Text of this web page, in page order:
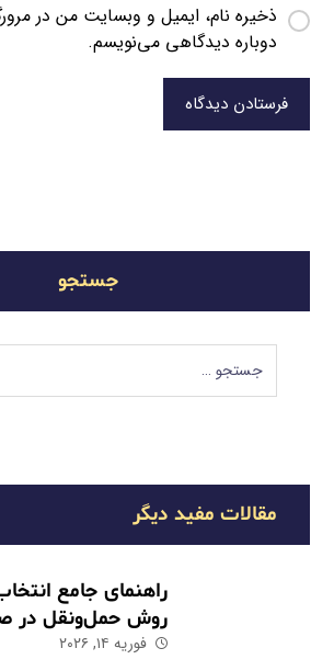
ذخیره نام، ایمیل و وبسایت من در
دوباره دیدگاهی می‌نویسم.
فرستادن دیدگاه
جستجو
مقالات مفید دیگر
راهنمای جامع
روش حمل‌ونقل در
فوریه ۱۴, ۲۰۲۶